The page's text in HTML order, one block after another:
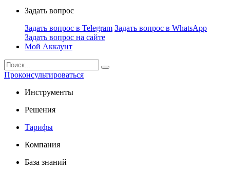
Задать вопрос
Задать вопрос в Telegram Задать вопрос в WhatsApp
Задать вопрос на сайте
Мой Аккаунт
Проконсультироваться
Инструменты
Решения
Тарифы
Компания
База знаний